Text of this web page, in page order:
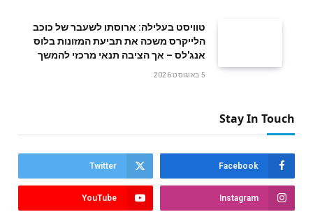
טוויסט בעלילה: ארוסתו לשעבר של כוכב
הלייקרס משכה את תביעת המזונות בלוס
אנג'לס – אך הציבה תנאי מרכזי להמשך
5 באוגוסט 2026
Stay In Touch
Facebook
Twitter
Instagram
YouTube